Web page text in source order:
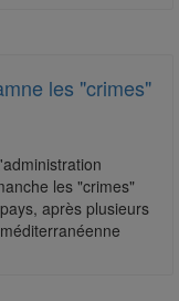
les "crimes"
les "crimes"
après plusieurs